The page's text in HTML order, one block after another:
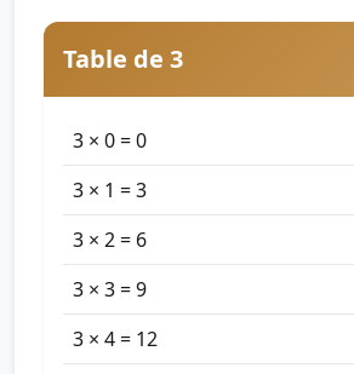
Table de 3
3 × 0 = 0
3 × 1 = 3
3 × 2 = 6
3 × 3 = 9
3 × 4 = 12